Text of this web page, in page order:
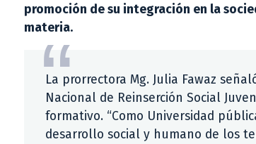
promoción de su integración en la
materia.
La prorrectora Mg. Julia Fawaz
Nacional de Reinserción Social
formativo. “Como Universidad
desarrollo social y humano de los